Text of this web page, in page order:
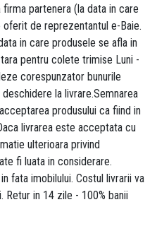
partenera (la data in care
de reprezentantul e-Baie.
in care produsele se afla in
pentru colete trimise Luni -
corespunzator bunurile
la livrare.Semnarea
produsului ca fiind in
livrarea este acceptata cu
ulterioara privind
fi luata in considerare.
fata imobilului. Costul livrarii va
Retur in 14 zile - 100% banii